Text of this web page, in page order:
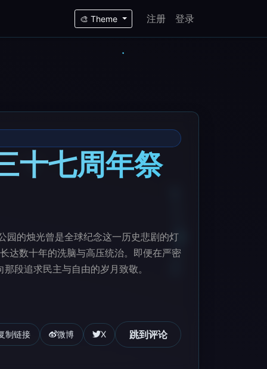
🎨 Theme 注册 登录
十七周年祭
园的烛光曾是全球纪念这一历史悲剧的灯
达数十年的洗脑与高压统治。即便在严密
段追求民主与自由的岁月致敬。
制链接 微博 X 跳到评论